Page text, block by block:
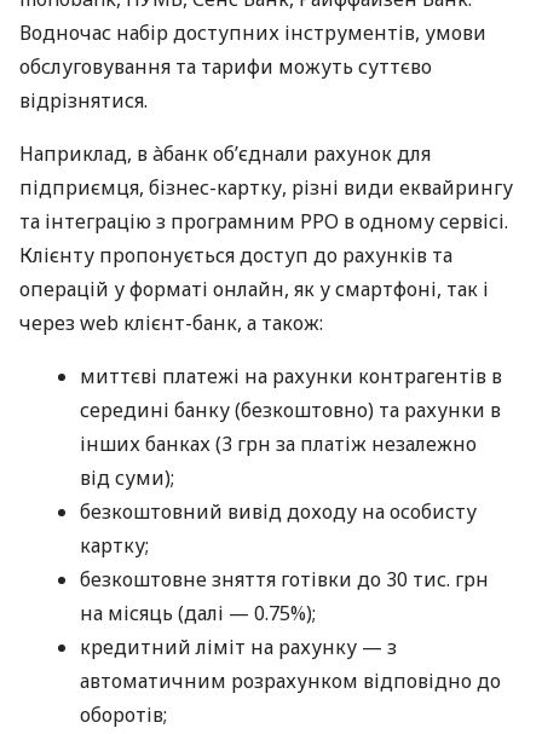
Водночас набір доступних інструментів, умови
обслуговування та тарифи можуть суттєво
відрізнятися.
Наприклад, в àбанк об’єднали рахунок для
підприємця, бізнес-картку, різні види еквайрингу
та інтеграцію з програмним РРО в одному сервісі.
Клієнту пропонується доступ до рахунків та
операцій у форматі онлайн, як у смартфоні, так і
через web клієнт-банк, а також:
миттєві платежі на рахунки контрагентів в
середині банку (безкоштовно) та рахунки в
інших банках (3 грн за платіж незалежно
від суми);
безкоштовний вивід доходу на особисту
картку;
безкоштовне зняття готівки до 30 тис. грн
на місяць (далі — 0.75%);
кредитний ліміт на рахунку — з
автоматичним розрахунком відповідно до
оборотів;